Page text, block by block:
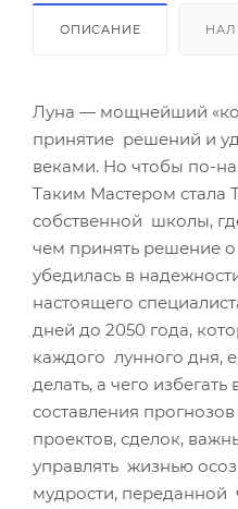
ОПИСАНИЕ
Луна — мощнейший
принятие решений и
веками. Но чтобы по-
Таким Мастером стала
собственной школы,
чем принять решение
убедилась в
настоящего
дней до 2050 года,
каждого лунного дня,
делать, а чего
составления
проектов, сделок,
управлять жизнью
мудрости, переданной